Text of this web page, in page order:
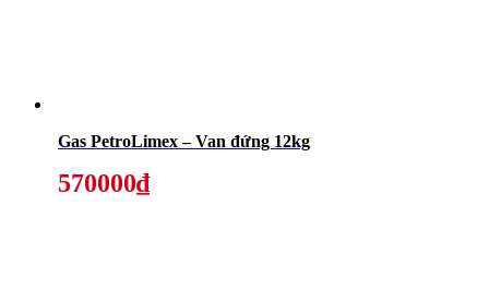
Gas PetroLimex – Van đứng 12kg
570000₫